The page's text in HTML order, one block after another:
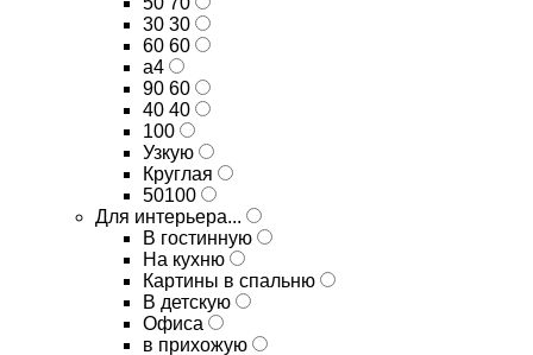
30 30
60 60
а4
90 60
40 40
100
Узкую
Круглая
50100
Для интерьера...
В гостинную
На кухню
Картины в спальню
В детскую
Офиса
в прихожую